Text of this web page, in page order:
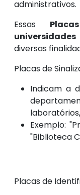
administrativos.
Essas
universidades
diversas
Placas de
Indicam a
Exemplo:
"Biblioteca
Placas de